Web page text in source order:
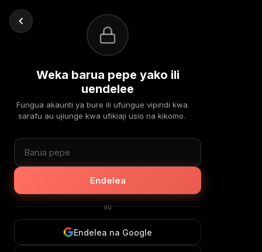
Weka barua pepe yako ili
uendelee
Fungua akaunti ya bure ili ufungue vipindi kwa
sarafu au ujiunge kwa ufikiaji usio na kikomo.
Endelea
au
Endelea na Google